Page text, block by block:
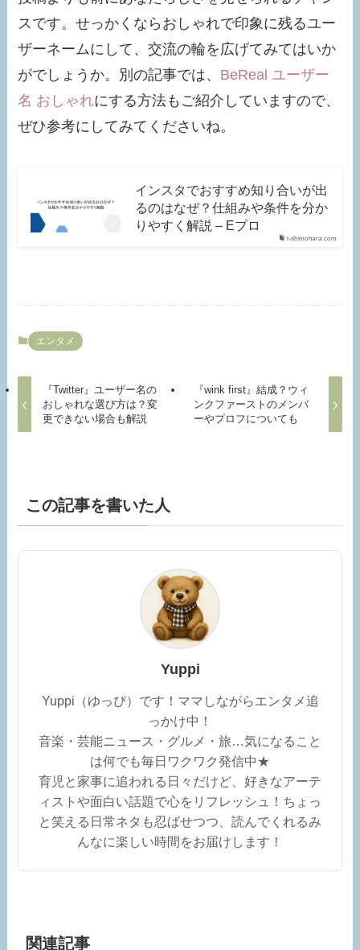
スです。せっかくならおしゃれで印象に残るユー
ザーネームにして、交流の輪を広げてみてはいか
がでしょうか。別の記事では、 BeReal ユーザー
名 おしゃれにする方法もご紹介していますので、
ぜひ参考にしてみてくださいね。
t-shimohara.com
インスタでおすすめ知り合いが出
るのはなぜ？仕組みや条件を分か
りやすく解説 – Eプロ
エンタメ
『Twitter』ユーザー名の
おしゃれな選び方は？変
更できない場合も解説
『wink first』結成？ウィ
ンクファーストのメンバ
ーやプロフについても
この記事を書いた人
Yuppi
Yuppi（ゆっぴ）です！ママしながらエンタメ追
っかけ中！
音楽・芸能ニュース・グルメ・旅…気になること
は何でも毎日ワクワク発信中★
育児と家事に追われる日々だけど、好きなアーテ
ィストや面白い話題で心をリフレッシュ！ちょっ
と笑える日常ネタも忍ばせつつ、読んでくれるみ
んなに楽しい時間をお届けします！
関連記事